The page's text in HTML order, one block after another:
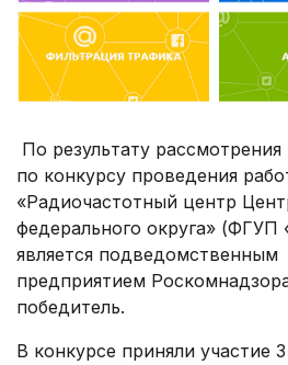
По результату
по конкурсу проведения
«Радиочастотный центр
федерального округа» (ФГУП
является подведомственным
предприятием
победитель.
В конкурсе приняли участие